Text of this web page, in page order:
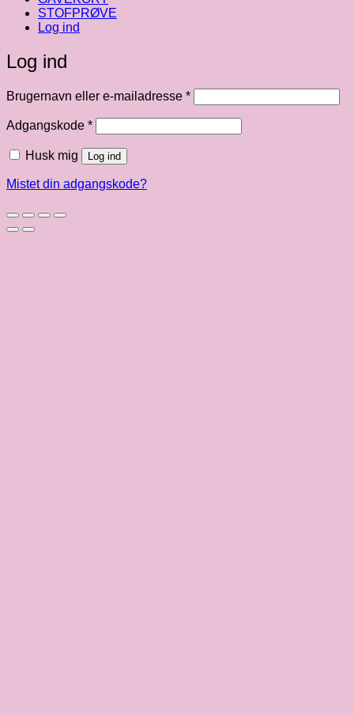
STOFPRØVE
Log ind
Log ind
Brugernavn eller e-mailadresse *Påkrævet
Adgangskode *Påkrævet
Husk mig Log ind
Mistet din adgangskode?